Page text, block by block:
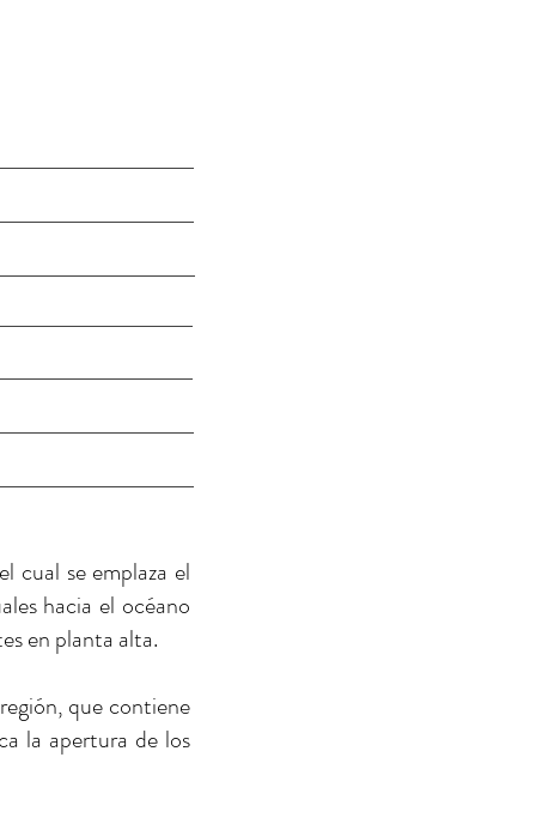
cual se emplaza el
hacia el océano
en planta alta.
que contiene
la apertura de los